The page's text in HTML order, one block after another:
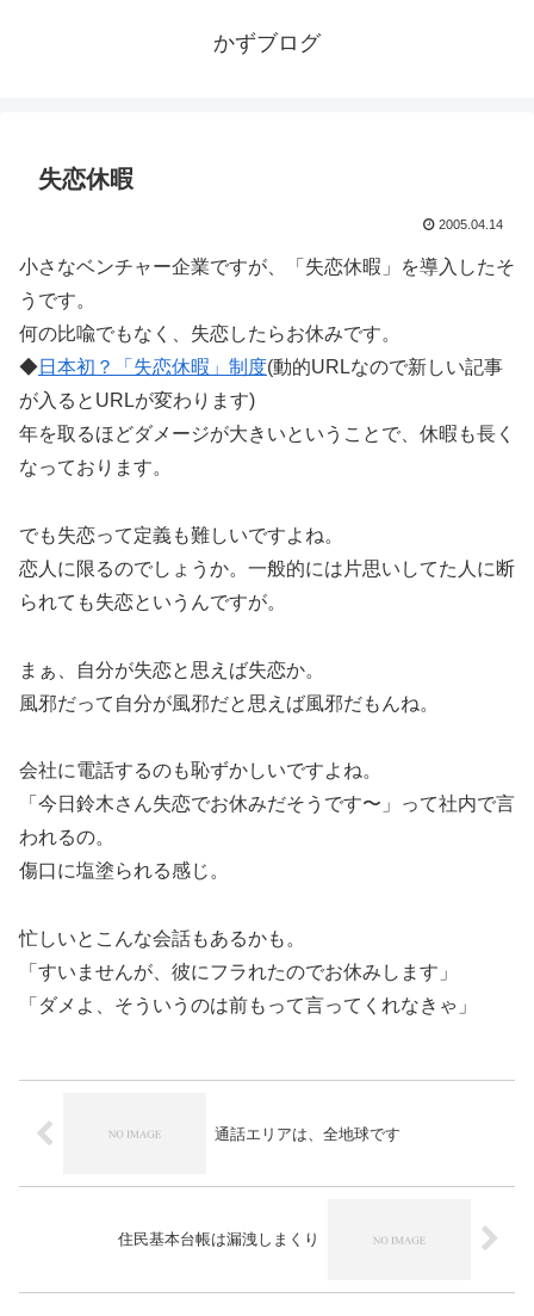
かずブログ
失恋休暇
2005.04.14
小さなベンチャー企業ですが、「失恋休暇」を導入したそ
うです。
何の比喩でもなく、失恋したらお休みです。
◆日本初？「失恋休暇」制度(動的URLなので新しい記事
が入るとURLが変わります)
年を取るほどダメージが大きいということで、休暇も長く
なっております。
でも失恋って定義も難しいですよね。
恋人に限るのでしょうか。一般的には片思いしてた人に断
られても失恋というんですが。
まぁ、自分が失恋と思えば失恋か。
風邪だって自分が風邪だと思えば風邪だもんね。
会社に電話するのも恥ずかしいですよね。
「今日鈴木さん失恋でお休みだそうです〜」って社内で言
われるの。
傷口に塩塗られる感じ。
忙しいとこんな会話もあるかも。
「すいませんが、彼にフラれたのでお休みします」
「ダメよ、そういうのは前もって言ってくれなきゃ」
通話エリアは、全地球です
住民基本台帳は漏洩しまくり